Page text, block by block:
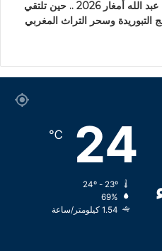
موسم مولاي عبد الله أمغار 2026 .. حين تلتقي
التبوريدة وسحر التراث المغربي
24
℃
69%
1.54 كيلومتر/ساعة